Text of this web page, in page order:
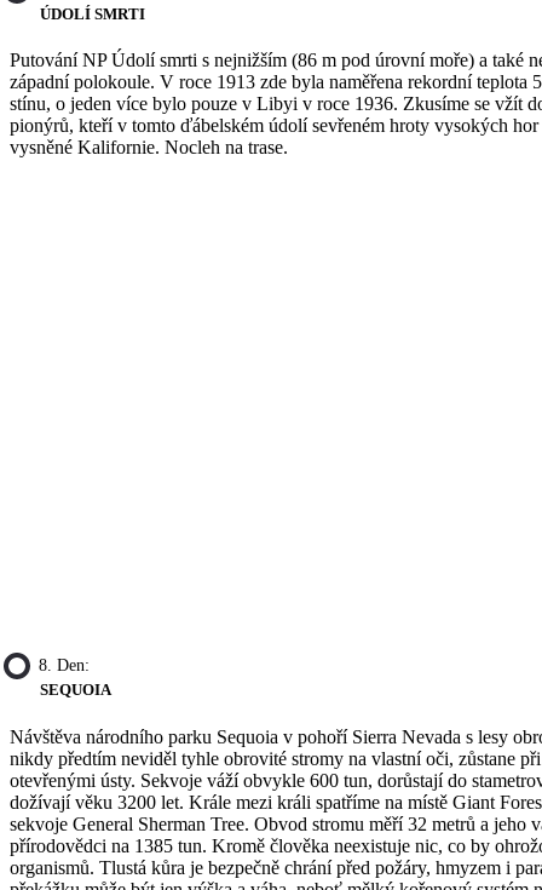
ÚDOLÍ SMRTI
Putování NP Údolí smrti s nejnižším (86 m pod úrovní moře) a také
západní polokoule. V roce 1913 zde byla naměřena rekordní teplota
stínu, o jeden více bylo pouze v Libyi v roce 1936. Zkusíme se vžít
pionýrů, kteří v tomto ďábelském údolí sevřeném hroty vysokých hor
vysněné Kalifornie. Nocleh na trase.
8. Den:
SEQUOIA
Návštěva národního parku Sequoia v pohoří Sierra Nevada s lesy
nikdy předtím neviděl tyhle obrovité stromy na vlastní oči, zůstane
otevřenými ústy. Sekvoje váží obvykle 600 tun, dorůstají do
dožívají věku 3200 let. Krále mezi králi spatříme na místě Giant
sekvoje General Sherman Tree. Obvod stromu měří 32 metrů a jeho
přírodovědci na 1385 tun. Kromě člověka neexistuje nic, co by
organismů. Tlustá kůra je bezpečně chrání před požáry, hmyzem i